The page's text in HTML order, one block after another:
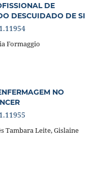
DE
DESCUIDADO DE SI
Formaggio
NO
Tambara Leite, Gislaine